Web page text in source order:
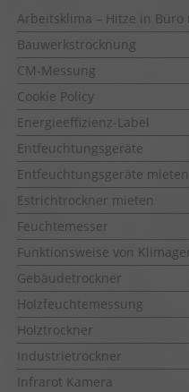
Arbeitsklima – Hitze in
Bauwerkstrocknung
CM-Messung
Cookie Policy
Energieeffizienz-Label
Entfeuchtungsgeräte
Entfeuchtungsgeräte mieten
Estrichtrockner mieten
Feuchtemesser
Funktionsweise von
Gebäudetrockner
Holzfeuchtemessung
Holztrockner
Industrietrockner
Infrarot Kamera